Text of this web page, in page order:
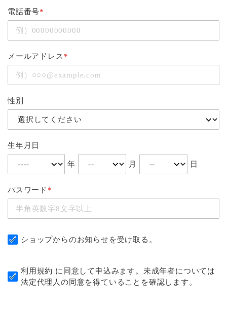
電話番号*
メールアドレス *
性別
生年月日
年 月 日
パスワード *
ショップからのお知らせを受け取る。
利用規約 に同意して申込みます。未成年者については
法定代理人の同意を得ていることを確認します。